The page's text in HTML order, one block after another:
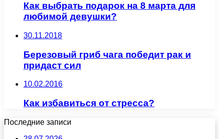
Как выбрать подарок на 8 марта для
любимой девушки?
30.11.2018
Березовый гриб чага победит рак и
придаст сил
10.02.2016
Как избавиться от стресса?
Последние записи